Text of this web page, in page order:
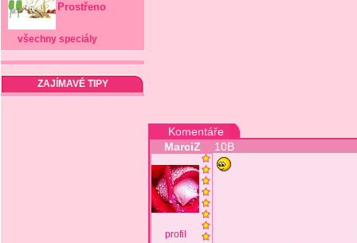
Prostřeno
všechny speciály
ZAJÍMAVÉ TIPY
Komentáře
MarciZ
10B
profil